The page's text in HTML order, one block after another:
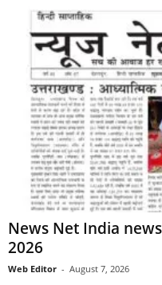
News Net India
2026
Web Editor - August 7, 2026